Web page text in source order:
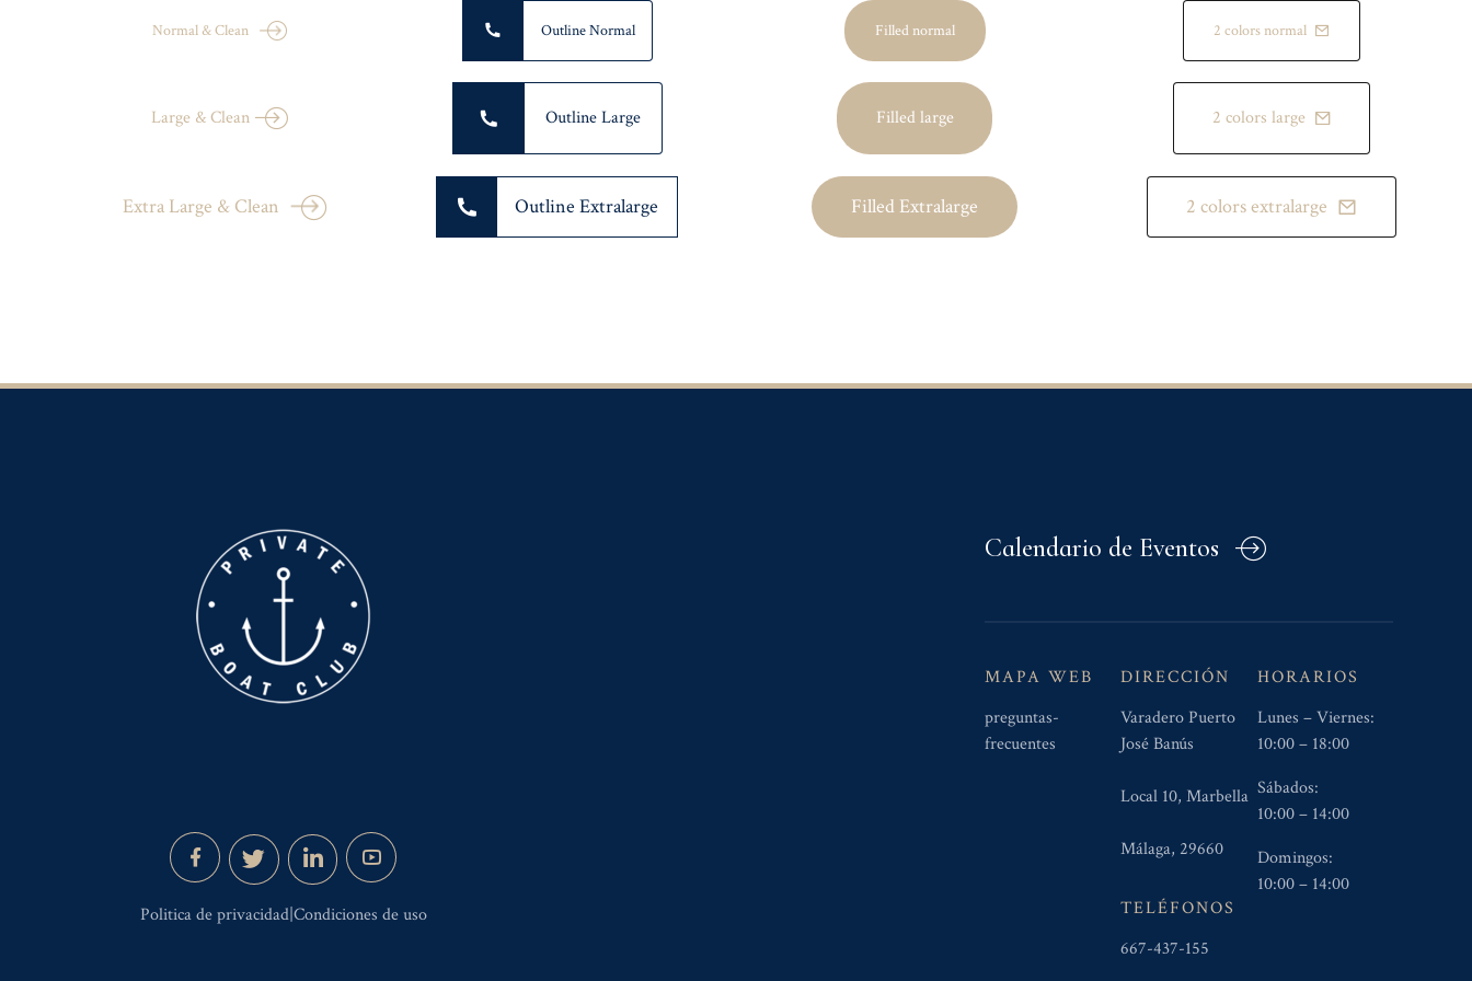
Normal & Clean
Large & Clean
Extra Large & Clean
Outline Normal
Outline Large
Outline Extralarge
Filled normal
Filled large
Filled Extralarge
2 colors normal
2 colors large
2 colors extralarge
Politica de privacidad|Condiciones de uso
Calendario de Eventos
MAPA WEB
preguntas-
frecuentes
DIRECCIÓN
Varadero Puerto
José Banús
Local 10, Marbella
Málaga, 29660
TELÉFONOS
667-437-155
HORARIOS
Lunes – Viernes:
10:00 – 18:00
Sábados:
10:00 – 14:00
Domingos:
10:00 – 14:00